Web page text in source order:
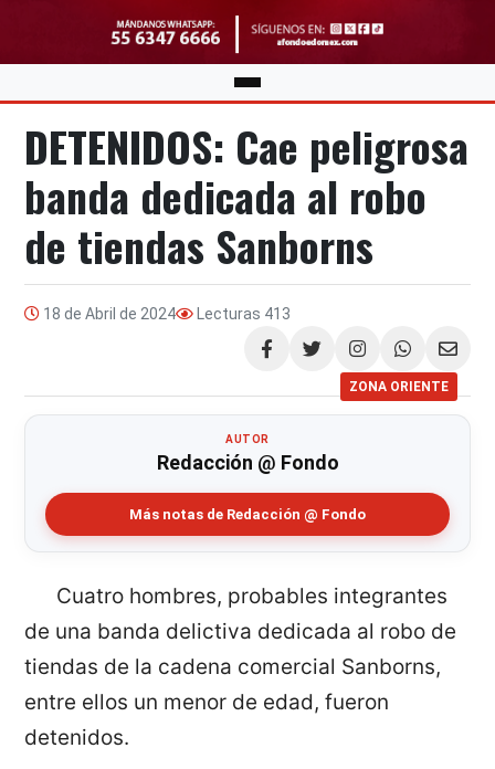
DETENIDOS: Cae peligrosa
banda dedicada al robo
de tiendas Sanborns
18 de Abril de 2024 Lecturas 413
Compartir
ZONA ORIENTE
AUTOR
Redacción @ Fondo
Más notas de Redacción @ Fondo
Cuatro hombres, probables integrantes
de una banda delictiva dedicada al robo de
tiendas de la cadena comercial Sanborns,
entre ellos un menor de edad, fueron
detenidos.